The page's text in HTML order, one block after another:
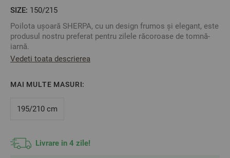
SIZE: 150/215
Poilota ușoară SHERPA, cu un design frumos și elegant, este
produsul nostru preferat pentru zilele răcoroase de tomnă-
iarnă.
Una din părți este bej, matlasată, cu etichetă luxoasă din
Această pilotă este foarte moale, călduroasă și extrem de
Marime: 150/210 cm
Vedeti toata descrierea
MAI MULTE MASURI:
195/210 cm
Livrare in 4 zile!